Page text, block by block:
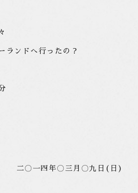
ランドへ行ったの？
二〇一四年〇三月〇九日(日)